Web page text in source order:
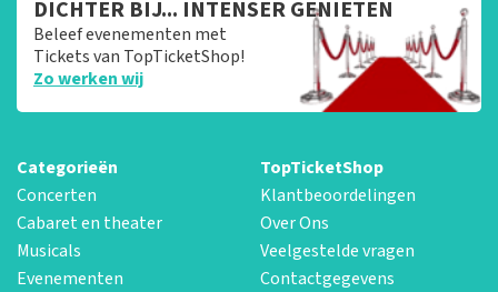
DICHTER BIJ... INTENSER GENIETEN
Beleef evenementen met
Tickets van TopTicketShop!
Zo werken wij
Categorieën
Concerten
Cabaret en theater
Musicals
Evenementen
TopTicketShop
Klantbeoordelingen
Over Ons
Veelgestelde vragen
Contactgegevens